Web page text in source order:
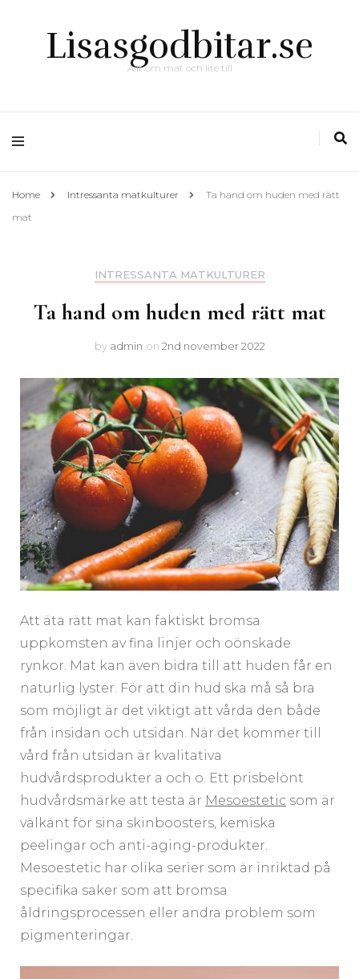
Lisasgodbitar.se
Allt om mat och lite till
Home Intressanta matkulturer
Ta hand om huden med rätt
mat
INTRESSANTA MATKULTURER
Ta hand om huden med rätt mat
by admin on 2nd november 2022
Att äta rätt mat kan faktiskt bromsa
uppkomsten av fina linjer och oönskade
rynkor. Mat kan även bidra till att huden får en
naturlig lyster. För att din hud ska må så bra
som möjligt är det viktigt att vårda den både
från insidan och utsidan. När det kommer till
vård från utsidan är kvalitativa
hudvårdsprodukter a och o. Ett prisbelönt
hudvårdsmärke att testa är Mesoestetic som är
välkänt för sina skinboosters, kemiska
peelingar och anti-aging-produkter.
Mesoestetic har olika serier som är inriktad på
specifika saker som att bromsa
åldringsprocessen eller andra problem som
pigmenteringar.